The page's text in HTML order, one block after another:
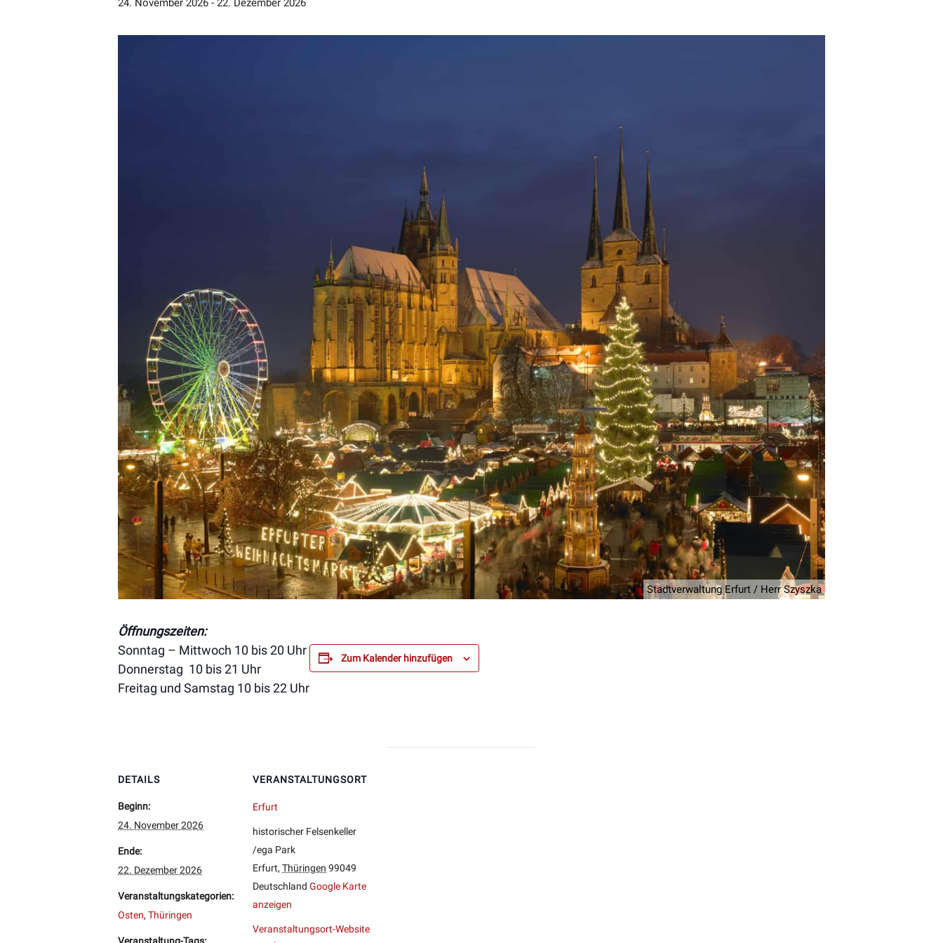
24. November 2026 - 22. Dezember 2026
Stadtverwaltung Erfurt / Herr Szyszka
Öffnungszeiten:
Sonntag – Mittwoch 10 bis 20 Uhr
Donnerstag 10 bis 21 Uhr
Freitag und Samstag 10 bis 22 Uhr
Zum Kalender hinzufügen
DETAILS
Beginn:
24. November 2026
Ende:
22. Dezember 2026
Veranstaltungskategorien:
Osten, Thüringen
Veranstaltung-Tags:
VERANSTALTUNGSORT
Erfurt
historischer Felsenkeller
/ega Park
Erfurt, Thüringen 99049
Deutschland Google Karte
anzeigen
Veranstaltungsort-Website